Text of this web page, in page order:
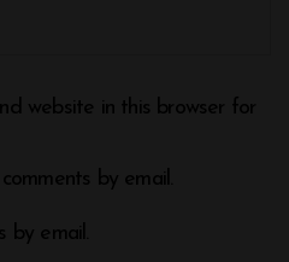
website in this browser for
by email.
email.